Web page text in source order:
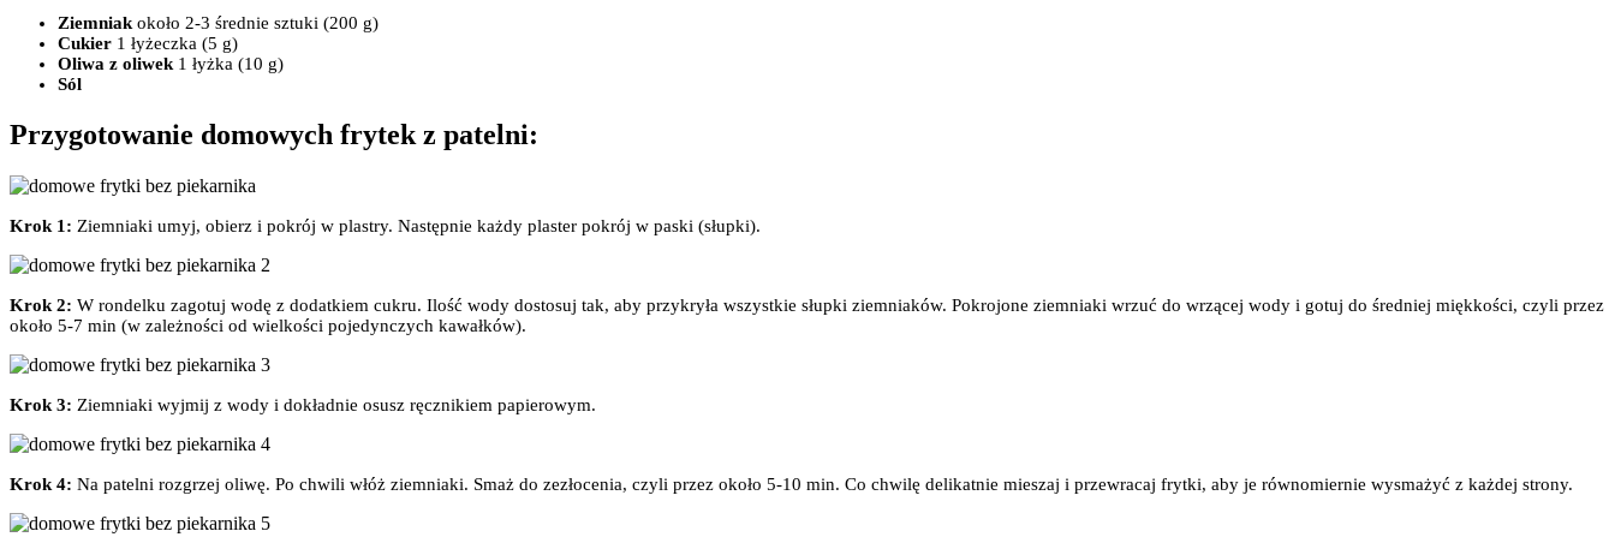
Ziemniakokoło 2-3 średnie sztuki (200 g)
Cukier 1 łyżeczka (5 g)
Oliwa z oliwek 1 łyżka (10 g)
Sól
Przygotowanie domowych frytek z patelni:
Krok 1: Ziemniaki umyj, obierz i pokrój w plastry. Następnie każdy plaster pokrój w paski (słupki).
Krok 2: W rondelku zagotuj wodę z dodatkiem cukru. Ilość wody dostosuj tak, aby przykryła wszystkie słupki ziemniaków. Pokrojone ziemniaki wrzuć do wrzącej wody i gotuj do średniej miękkości, czyli przez
około 5-7 min (w zależności od wielkości pojedynczych kawałków).
Krok 3: Ziemniaki wyjmij z wody i dokładnie osusz ręcznikiem papierowym.
Krok 4: Na patelni rozgrzej oliwę. Po chwili włóż ziemniaki. Smaż do zezłocenia, czyli przez około 5-10 min. Co chwilę delikatnie mieszaj i przewracaj frytki, aby je równomiernie wysmażyć z każdej strony.